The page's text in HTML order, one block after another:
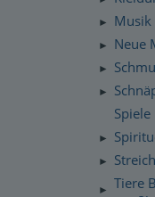
► Musik
► Neue
►
►
Spiele
►
►
►
Tiere